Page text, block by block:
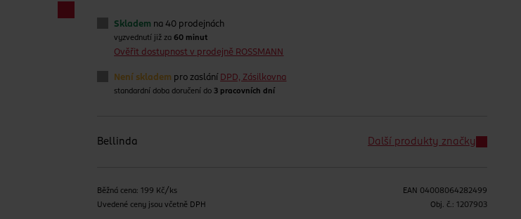
Skladem na 40 prodejnách
vyzvednutí již za60 minut
Ověřit dostupnost v prodejně ROSSMANN
Není skladem pro zaslání DPD, Zásilkovna
standardní doba doručení do 3 pracovních dní
Bellinda Další produkty značky
Běžná cena: 199 Kč/ks
Uvedené ceny jsou včetně DPH
EAN 04008064282499
Obj. č.: 1207903